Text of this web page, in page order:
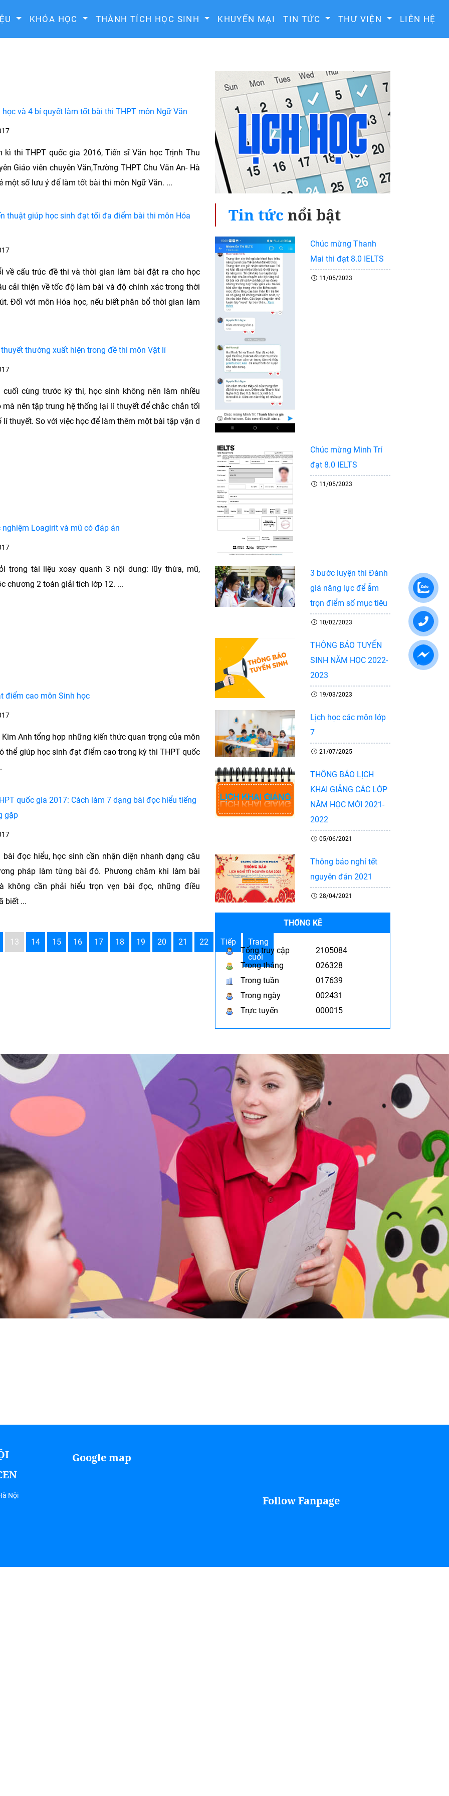
KHÓA HỌC THÀNH TÍCH HỌC SINH KHUYẾN MẠI TIN TỨC THƯ VIỆN LIÊN HỆ
học và 4 bí quyết làm tốt bài thi THPT môn Ngữ Văn
kì thi THPT quốc gia 2016, Tiến sĩ Văn học Trịnh Thu
Giáo viên chuyên Văn,Trường THPT Chu Văn An- Hà
một số lưu ý để làm tốt bài thi môn Ngữ Văn. ...
thuật giúp học sinh đạt tối đa điểm bài thi môn Hóa
về cấu trúc đề thi và thời gian làm bài đặt ra cho học
cải thiện về tốc độ làm bài và độ chính xác trong thời
Đối với môn Hóa học, nếu biết phân bổ thời gian làm
thường xuất hiện trong đề thi môn Vật lí
cuối cùng trước kỳ thi, học sinh không nên làm nhiều
mà nên tập trung hệ thống lại lí thuyết để chắc chắn tối
lí thuyết. So với việc học để làm thêm một bài tập vận d
nghiệm Loagirit và mũ có đáp án
trong tài liệu xoay quanh 3 nội dung: lũy thừa, mũ,
chương 2 toán giải tích lớp 12. ...
điểm cao môn Sinh học
Kim Anh tổng hợp những kiến thức quan trọng của môn
thể giúp học sinh đạt điểm cao trong kỳ thi THPT quốc
quốc gia 2017: Cách làm 7 dạng bài đọc hiểu tiếng
gặp
bài đọc hiểu, học sinh cần nhận diện nhanh dạng câu
pháp làm từng bài đó. Phương châm khi làm bài
không cần phải hiểu trọn vẹn bài đọc, những điều
biết ...
13 14 15 16 17 18 19 20 21 22 Tiếp
Trang
cuối
Tin tức nổi bật
Chúc mừng Thanh
Mai thi đạt 8.0 IELTS
11/05/2023
Chúc mừng Minh Trí
đạt 8.0 IELTS
11/05/2023
3 bước luyện thi Đánh
giá năng lực để ẵm
trọn điểm số mục tiêu
10/02/2023
THÔNG BÁO TUYỂN
SINH NĂM HỌC 2022-
2023
19/03/2023
Lịch học các môn lớp
7
21/07/2025
THÔNG BÁO LỊCH
KHAI GIẢNG CÁC LỚP
NĂM HỌC MỚI 2021-
2022
05/06/2021
Thông báo nghỉ tết
nguyên đán 2021
28/04/2021
THỐNG KÊ
Tổng truy cập
2105084
Trong tháng
026328
Trong tuần
017639
Trong ngày
002431
Trực tuyến
000015
Nội
Google map
Follow Fanpage